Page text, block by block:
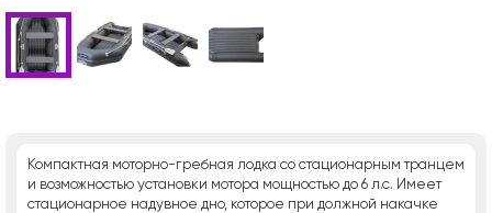
Компактная моторно-гребная лодка со стационарным транцем
и возможностью установки мотора мощностью до 6 л.с. Имеет
стационарное надувное дно, которое при должной накачке